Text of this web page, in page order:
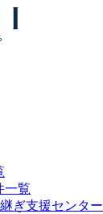
一覧
ぎ支援センター